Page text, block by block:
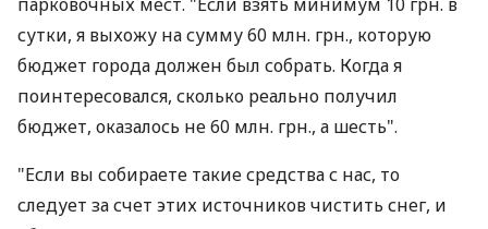
сутки, я выхожу на сумму 60 млн. грн., которую
бюджет города должен был собрать. Когда я
поинтересовался, сколько реально получил
бюджет, оказалось не 60 млн. грн., а шесть".
"Если вы собираете такие средства с нас, то
следует за счет этих источников чистить снег, и